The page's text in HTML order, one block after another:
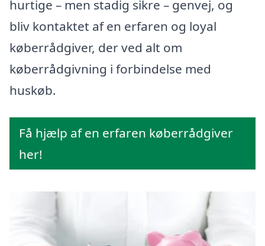
hurtige – men stadig sikre – genvej, og
bliv kontaktet af en erfaren og loyal
køberrådgiver, der ved alt om
køberrådgivning i forbindelse med
huskøb.
Få hjælp af en erfaren køberrådgiver
her!